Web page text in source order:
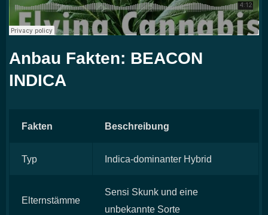
Anbau Fakten: BEACON
INDICA
Fakten Beschreibung
Typ Indica-dominanter Hybrid
Elternstämme
Sensi Skunk und eine
unbekannte Sorte